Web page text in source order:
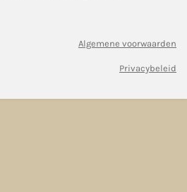
Algemene voorwaarden
Privacybeleid